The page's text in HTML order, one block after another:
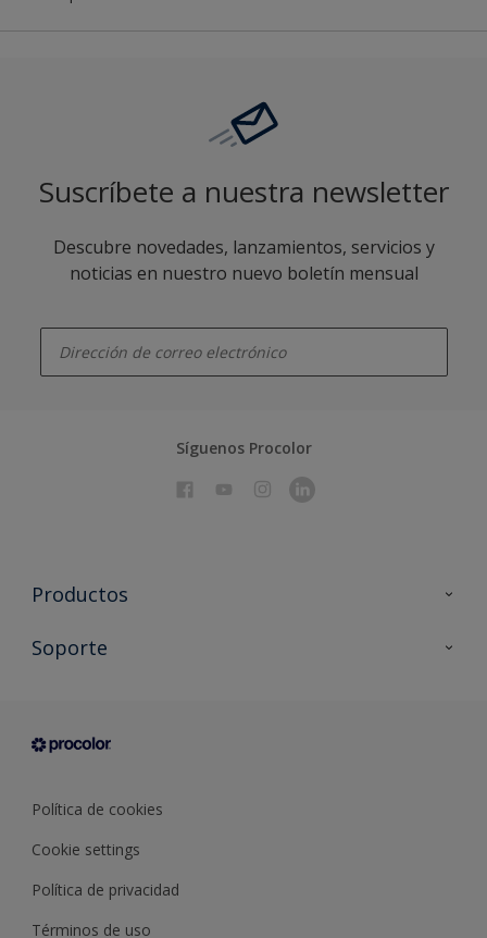
Suscríbete a nuestra newsletter
Descubre novedades, lanzamientos, servicios y
noticias en nuestro nuevo boletín mensual
Síguenos Procolor
Productos
Todos los productos
Condiciones generales de venta
Soporte
Sobre Procolor
Política de cookies
Cookie settings
Política de privacidad
Términos de uso